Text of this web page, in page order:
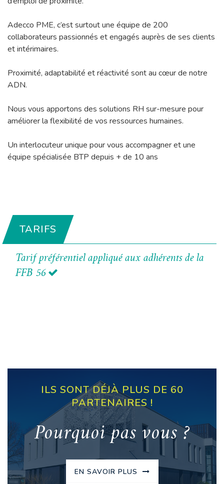
Adecco PME, c’est surtout une équipe de 200
collaborateurs passionnés et engagés auprès de ses clients
et intérimaires.
Proximité, adaptabilité et réactivité sont au cœur de notre
ADN.
Nous vous apportons des solutions RH sur-mesure pour
améliorer la flexibilité de vos ressources humaines.
Un interlocuteur unique pour vous accompagner et une
équipe spécialisée BTP depuis + de 10 ans
TARIFS
Tarif préférentiel appliqué aux adhérents de la
FFB 56
ILS SONT DÉJÀ PLUS DE 60
PARTENAIRES !
Pourquoi pas vous ?
EN SAVOIR PLUS